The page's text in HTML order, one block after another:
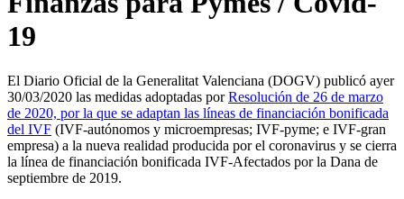
19
El Diario Oficial de la Generalitat Valenciana (DOGV) publicó ayer
30/03/2020 las medidas adoptadas porResolución de 26 de marzo
de 2020, por la que se adaptan las líneas de financiación bonificada
del IVF (IVF-autónomos y microempresas; IVF-pyme; e IVF-gran
empresa) a la nueva realidad producida por el coronavirus y se cierra
la línea de financiación bonificada IVF-Afectados por la Dana de
septiembre de 2019.